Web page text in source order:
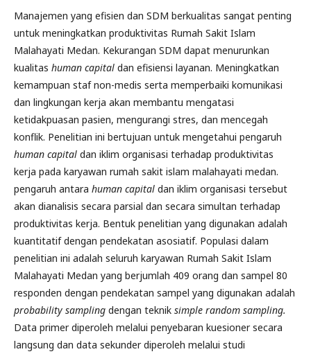
Manajemen yang efisien dan SDM berkualitas sangat penting
untuk meningkatkan produktivitas Rumah Sakit Islam
Malahayati Medan. Kekurangan SDM dapat menurunkan
kualitas human capital dan efisiensi layanan. Meningkatkan
kemampuan staf non-medis serta memperbaiki komunikasi
dan lingkungan kerja akan membantu mengatasi
ketidakpuasan pasien, mengurangi stres, dan mencegah
konflik. Penelitian ini bertujuan untuk mengetahui pengaruh
human capital dan iklim organisasi terhadap produktivitas
kerja pada karyawan rumah sakit islam malahayati medan.
pengaruh antara human capital dan iklim organisasi tersebut
akan dianalisis secara parsial dan secara simultan terhadap
produktivitas kerja. Bentuk penelitian yang digunakan adalah
kuantitatif dengan pendekatan asosiatif. Populasi dalam
penelitian ini adalah seluruh karyawan Rumah Sakit Islam
Malahayati Medan yang berjumlah 409 orang dan sampel 80
responden dengan pendekatan sampel yang digunakan adalah
probability sampling dengan teknik simple random sampling.
Data primer diperoleh melalui penyebaran kuesioner secara
langsung dan data sekunder diperoleh melalui studi